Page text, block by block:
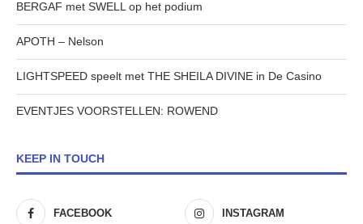
BERGAF met SWELL op het podium
APOTH – Nelson
LIGHTSPEED speelt met THE SHEILA DIVINE in De Casino
EVENTJES VOORSTELLEN: ROWEND
KEEP IN TOUCH
FACEBOOK INSTAGRAM